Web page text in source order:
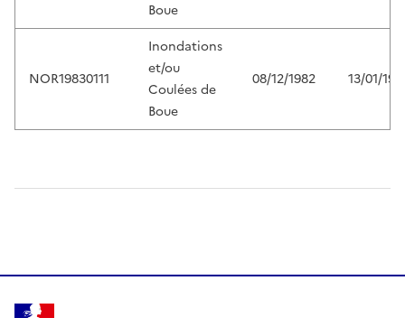
Boue
NOR19830111
Inondations
et/ou
Coulées de
Boue
08/12/1982 13/01/